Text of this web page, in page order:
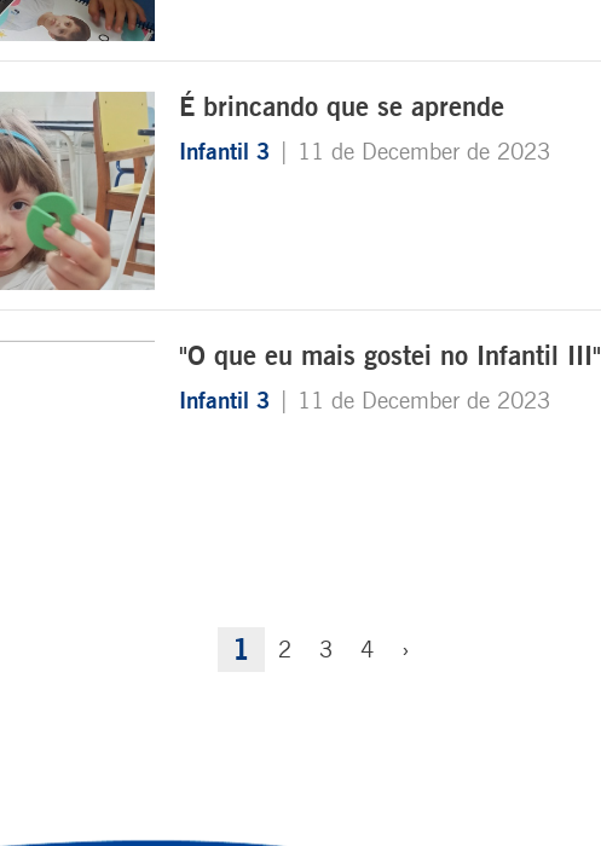
É brincando que se aprende
Infantil 3 | 11 de December de 2023
"O que eu mais gostei no Infantil III"
Infantil 3 | 11 de December de 2023
1 2 3 4 ›